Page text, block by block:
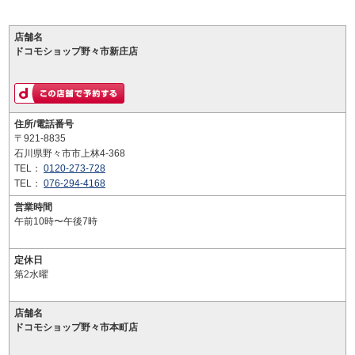
店舗名
ドコモショップ野々市新庄店
住所/電話番号
〒921-8835
石川県野々市市上林4-368
TEL： 0120-273-728
TEL： 076-294-4168
営業時間
午前10時〜午後7時
定休日
第2水曜
店舗名
ドコモショップ野々市本町店